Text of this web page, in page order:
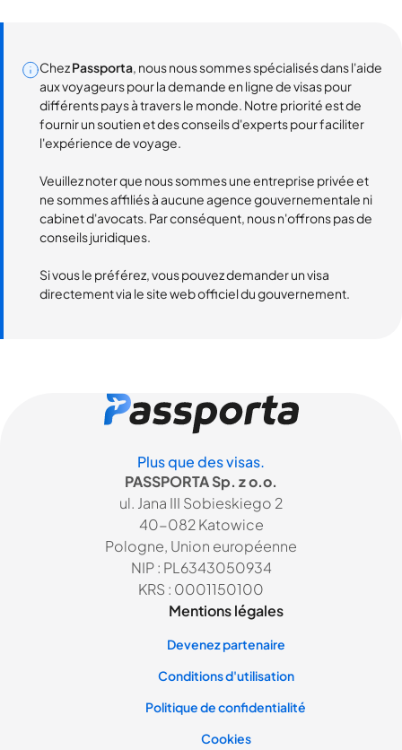
ChezPassporta, nous nous sommes spécialisés dans l'aide
aux voyageurs pour la demande en ligne de visas pour
différents pays à travers le monde. Notre priorité est de
fournir un soutien et des conseils d'experts pour faciliter
l'expérience de voyage.
Veuillez noter que nous sommes une entreprise privée et
ne sommes affiliés à aucune agence gouvernementale ni
cabinet d'avocats. Par conséquent, nous n'offrons pas de
conseils juridiques.
Si vous le préférez, vous pouvez demander un visa
directement via le site web officiel du gouvernement.
Plus que des visas.
PASSPORTA Sp. z o.o.
ul. Jana III Sobieskiego 2
40-082 Katowice
Pologne, Union européenne
NIP : PL6343050934
KRS : 0001150100
Mentions légales
Devenez partenaire
Conditions d'utilisation
Politique de confidentialité
Cookies